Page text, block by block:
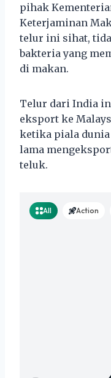
pihak
Keterjaminan
telur ini sihat,
bakteria yang
di makan.
Telur dari India
eksport ke
ketika piala dunia
lama
teluk.